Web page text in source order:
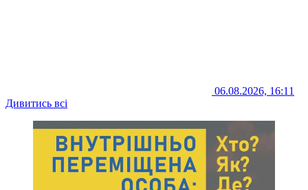
06.08.2026, 16:11
Дивитись всі